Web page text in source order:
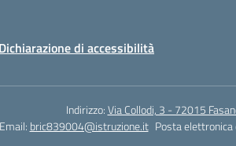
Dichiarazione di accessibilità
Indirizzo:Via Collodi, 3 - 72015
Email: bric839004@istruzione.it Posta elettronica